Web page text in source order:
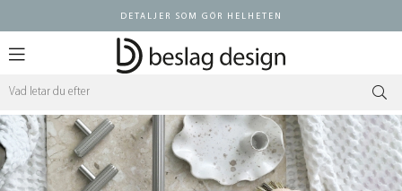
DETALJER SOM GÖR HELHETEN